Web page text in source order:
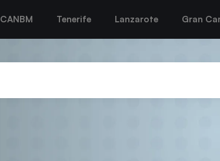
Tenerife Lanzarote Gran
Valsequillo